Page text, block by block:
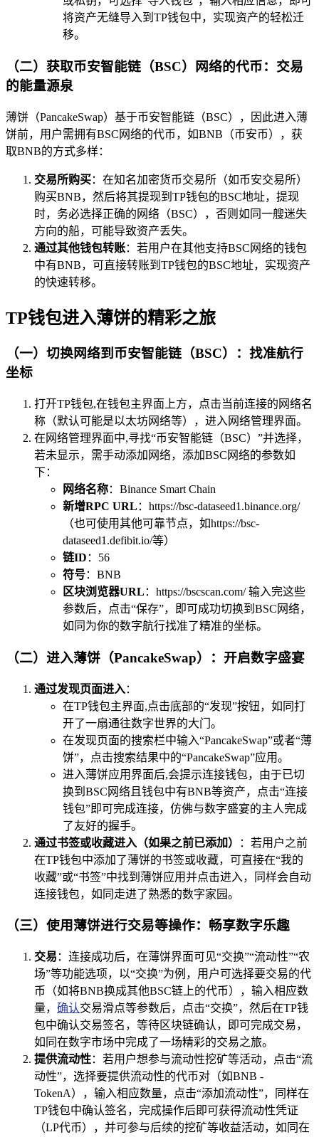
将资产无缝导入到TP钱包中，实现资产的轻松迁
移。
（二）获取币安智能链（BSC）网络的代币：交易
的能量源泉
薄饼（PancakeSwap）基于币安智能链（BSC），因此进入薄
饼前，用户需拥有BSC网络的代币，如BNB（币安币），获
取BNB的方式多样：
交易所购买：在知名加密货币交易所（如币安交易所）
购买BNB，然后将其提现到TP钱包的BSC地址，提现
时，务必选择正确的网络（BSC），否则如同一艘迷失
方向的船，可能导致资产丢失。
通过其他钱包转账：若用户在其他支持BSC网络的钱包
中有BNB，可直接转账到TP钱包的BSC地址，实现资产
的快速转移。
TP钱包进入薄饼的精彩之旅
（一）切换网络到币安智能链（BSC）：找准航行
坐标
打开TP钱包,在钱包主界面上方，点击当前连接的网络名
称（默认可能是以太坊网络等），进入网络管理界面。
在网络管理界面中,寻找“币安智能链（BSC）”并选择，
若未显示，需手动添加网络，添加BSC网络的参数如
下：
网络名称：Binance Smart Chain
新增RPC URL ：https://bsc-dataseed1.binance.org/
（也可使用其他可靠节点，如https://bsc-
dataseed1.defibit.io/等）
链ID ：56
符号：BNB
区块浏览器URL ：https://bscscan.com/ 输入完这些
参数后，点击“保存”，即可成功切换到BSC网络，
如同为你的数字航行找准了精准的坐标。
（二）进入薄饼（PancakeSwap）：开启数字盛宴
通过发现页面进入：
在TP钱包主界面,点击底部的“发现”按钮，如同打
开了一扇通往数字世界的大门。
在发现页面的搜索栏中输入“PancakeSwap”或者“薄
饼”，点击搜索结果中的“PancakeSwap”应用。
进入薄饼应用界面后,会提示连接钱包，由于已切
换到BSC网络且钱包中有BNB等资产，点击“连接
钱包”即可完成连接，仿佛与数字盛宴的主人完成
了友好的握手。
通过书签或收藏进入（如果之前已添加）
：若用户之前
在TP钱包中添加了薄饼的书签或收藏，可直接在“我的
收藏”或“书签”中找到薄饼应用并点击进入，同样会自动
连接钱包，如同走进了熟悉的数字家园。
（三）使用薄饼进行交易等操作：畅享数字乐趣
交易 ：连接成功后，在薄饼界面可见“交换”“流动性”“农
场”等功能选项，以“交换”为例，用户可选择要交易的代
币（如将BNB换成其他BSC链上的代币），输入相应数
量， 确认交易滑点等参数后，点击“交换”，然后在TP钱
包中确认交易签名，等待区块链确认，即可完成交易，
如同在数字市场中完成了一场精彩的交易之旅。
提供流动性：若用户想参与流动性挖矿等活动，点击“流
动性”，选择要提供流动性的代币对（如BNB -
TokenA），输入相应数量，点击“添加流动性”，同样在
TP钱包中确认签名，完成操作后即可获得流动性凭证
（LP代币），并可参与后续的挖矿等收益活动，如同在